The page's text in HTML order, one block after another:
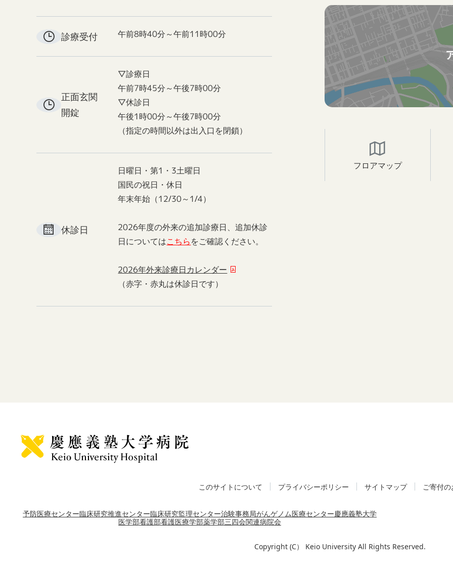
診療受付 午前8時40分～午前11時00分
正面玄関
開錠
▽診療日
午前7時45分～午後7時00分
▽休診日
午後1時00分～午後7時00分
（指定の時間以外は出入口を閉鎖）
休診日
日曜日・第1・3土曜日
国民の祝日・休日
年末年始（12/30～1/4）
2026年度の外来の追加診療日、追加休診
日についてはこちらをご確認ください。
2026年外来診療日カレンダー
（赤字・赤丸は休診日です）
フロアマップ
このサイトについて プライバシーポリシー サイトマップ ご寄付
予防医療センター臨床研究推進センター臨床研究監理センター治験事務局がんゲノム医療センター慶應義塾大学
医学部看護部看護医療学部薬学部三四会関連病院会
Copyright (C） Keio University All Rights Reserved.